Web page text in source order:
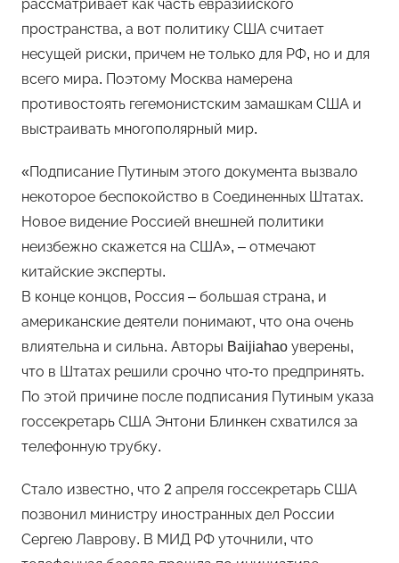
рассматривает как часть евразийского
пространства, а вот политику США считает
несущей риски, причем не только для РФ, но и для
всего мира. Поэтому Москва намерена
противостоять гегемонистским замашкам США и
выстраивать многополярный мир.
«Подписание Путиным этого документа вызвало
некоторое беспокойство в Соединенных Штатах.
Новое видение Россией внешней политики
неизбежно скажется на США», – отмечают
китайские эксперты.
В конце концов, Россия – большая страна, и
американские деятели понимают, что она очень
влиятельна и сильна. Авторы Baijiahao уверены,
что в Штатах решили срочно что-то предпринять.
По этой причине после подписания Путиным указа
госсекретарь США Энтони Блинкен схватился за
телефонную трубку.
Стало известно, что 2 апреля госсекретарь США
позвонил министру иностранных дел России
Сергею Лаврову. В МИД РФ уточнили, что